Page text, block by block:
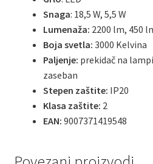
Snaga: 18,5 W, 5,5 W
Lumenaža: 2200 lm, 450
Boja svetla: 3000 Kelvina
Paljenje: prekidač na
zaseban
Stepen zaštite: IP20
Klasa zaštite: 2
EAN: 9007371419548